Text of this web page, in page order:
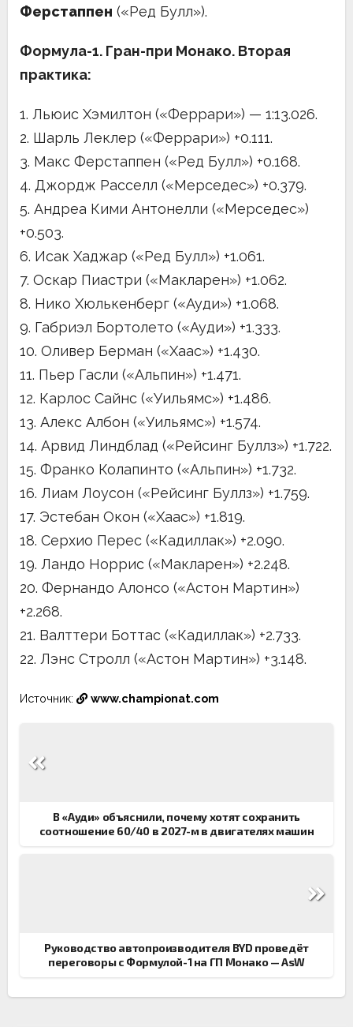
Ферстаппен («Ред Булл»).
Формула-1. Гран-при Монако. Вторая
практика:
1. Льюис Хэмилтон («Феррари») — 1:13.026.
2. Шарль Леклер («Феррари») +0.111.
3. Макс Ферстаппен («Ред Булл») +0.168.
4. Джордж Расселл («Мерседес») +0.379.
5. Андреа Кими Антонелли («Мерседес»)
+0.503.
6. Исак Хаджар («Ред Булл») +1.061.
7. Оскар Пиастри («Макларен») +1.062.
8. Нико Хюлькенберг («Ауди») +1.068.
9. Габриэл Бортолето («Ауди») +1.333.
10. Оливер Берман («Хаас») +1.430.
11. Пьер Гасли («Альпин») +1.471.
12. Карлос Сайнс («Уильямс») +1.486.
13. Алекс Албон («Уильямс») +1.574.
14. Арвид Линдблад («Рейсинг Буллз») +1.722.
15. Франко Колапинто («Альпин») +1.732.
16. Лиам Лоусон («Рейсинг Буллз») +1.759.
17. Эстебан Окон («Хаас») +1.819.
18. Серхио Перес («Кадиллак») +2.090.
19. Ландо Норрис («Макларен») +2.248.
20. Фернандо Алонсо («Астон Мартин»)
+2.268.
21. Валттери Боттас («Кадиллак») +2.733.
22. Лэнс Стролл («Астон Мартин») +3.148.
Источник: www.championat.com
по
В «Ауди» объяснили, почему хотят сохранить
соотношение 60/40 в 2027-м в двигателях машин
Руководство автопроизводителя BYD проведёт
переговоры с Формулой-1 на ГП Монако — AsW